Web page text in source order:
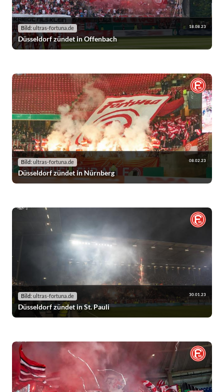
Bild: ultras-fortuna.de 18.08.23
Düsseldorf zündet in Offenbach
Bild: ultras-fortuna.de 08.02.23
Düsseldorf zündet in Nürnberg
Bild: ultras-fortuna.de 30.01.23
Düsseldorf zündet in St. Pauli